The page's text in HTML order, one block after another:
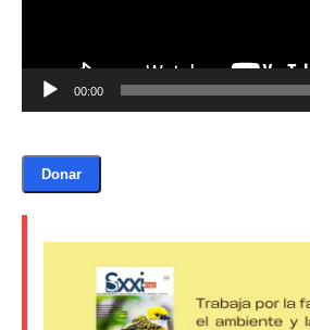
00:00
Donar